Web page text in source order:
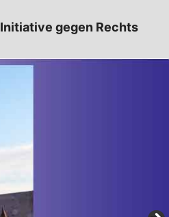
Initiative gegen Rechts